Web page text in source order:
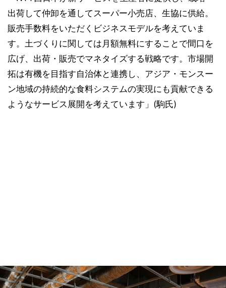
出荷して仲卸を通してスーパー小売店、生協に供給。
販売手数料をいただくビジネスモデルを考えていま
す。土づくりに関しては月額無料にすることで間口を
広げ、出荷・販売でマネタイズする戦略です。市場開
拓は有機を目指す自治体と連携し、アジア・モンスー
ン地域の持続的な食料システムの実現にも貢献できる
ようなサービス展開を考えています」(駒氏)